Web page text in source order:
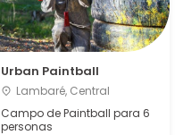
Urban Paintball
Lambaré, Central
Campo de Paintball para 6
personas